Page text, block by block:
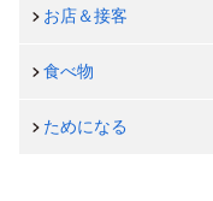
お店＆接客
食べ物
ためになる